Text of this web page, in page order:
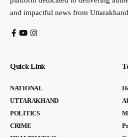
and impactful news from
Quick Link
NATIONAL
UTTARAKHAND
POLITICS
CRIME